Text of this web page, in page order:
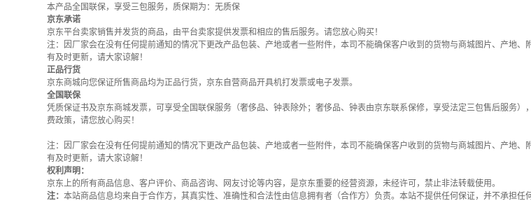
本产品全国联保，享受三包服务，质保期为：无质保
京东承诺
京东平台卖家销售并发货的商品，由平台卖家提供发票和相应的售后服务。请您放心购买！
注：因厂家会在没有任何提前通知的情况下更改产品包装、产地或者一些附件，本司不能确保客户收到的货物与商城图片、产地
有及时更新，请大家谅解！
正品行货
京东商城向您保证所售商品均为正品行货，京东自营商品开具机打发票或电子发票。
全国联保
凭质保证书及京东商城发票，可享受全国联保服务（奢侈品、钟表除外；奢侈品、钟表由京东联系保修，享受法定三包售后服务
费政策，请您放心购买！
注：因厂家会在没有任何提前通知的情况下更改产品包装、产地或者一些附件，本司不能确保客户收到的货物与商城图片、产地
有及时更新，请大家谅解！
权利声明：
京东上的所有商品信息、客户评价、商品咨询、网友讨论等内容，是京东重要的经营资源，未经许可，禁止非法转载使用。
注： 本站商品信息均来自于合作方，其真实性、准确性和合法性由信息拥有者（合作方）负责。本站不提供任何保证，并不承担任